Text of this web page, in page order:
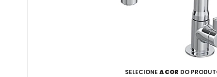
SELECIONE A COR DO